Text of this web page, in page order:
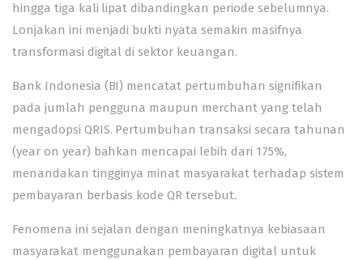
hingga tiga kali lipat dibandingkan periode sebelumnya.
Lonjakan ini menjadi bukti nyata semakin masifnya
transformasi digital di sektor keuangan.
Bank Indonesia (BI) mencatat pertumbuhan signifikan
pada jumlah pengguna maupun merchant yang telah
mengadopsi QRIS. Pertumbuhan transaksi secara tahunan
(year on year) bahkan mencapai lebih dari 175%,
menandakan tingginya minat masyarakat terhadap sistem
pembayaran berbasis kode QR tersebut.
Fenomena ini sejalan dengan meningkatnya kebiasaan
masyarakat menggunakan pembayaran digital untuk